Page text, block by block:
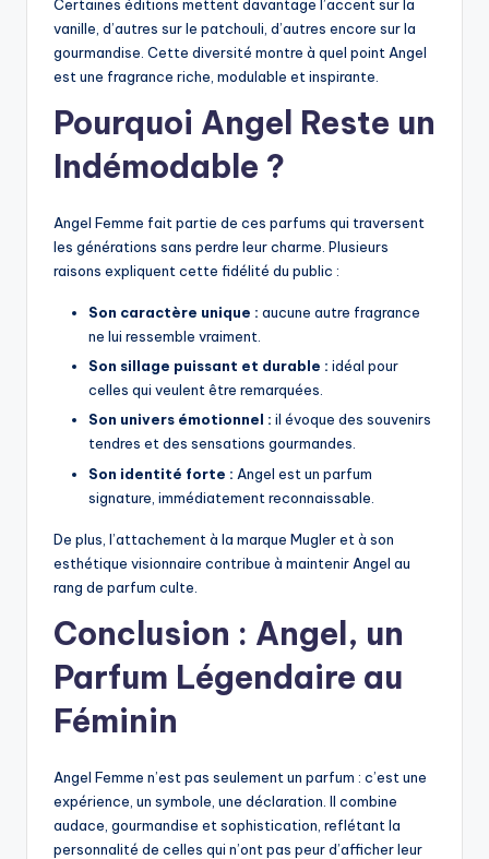
Certaines éditions mettent davantage l’accent sur la
vanille, d’autres sur le patchouli, d’autres encore sur la
gourmandise. Cette diversité montre à quel point Angel
est une fragrance riche, modulable et inspirante.
Pourquoi Angel Reste un
Indémodable ?
Angel Femme fait partie de ces parfums qui traversent
les générations sans perdre leur charme. Plusieurs
raisons expliquent cette fidélité du public :
Son caractère unique : aucune autre fragrance
ne lui ressemble vraiment.
Son sillage puissant et durable : idéal pour
celles qui veulent être remarquées.
Son univers émotionnel : il évoque des souvenirs
tendres et des sensations gourmandes.
Son identité forte : Angel est un parfum
signature, immédiatement reconnaissable.
De plus, l’attachement à la marque Mugler et à son
esthétique visionnaire contribue à maintenir Angel au
rang de parfum culte.
Conclusion : Angel, un
Parfum Légendaire au
Féminin
Angel Femme n’est pas seulement un parfum : c’est une
expérience, un symbole, une déclaration. Il combine
audace, gourmandise et sophistication, reflétant la
personnalité de celles qui n’ont pas peur d’afficher leur